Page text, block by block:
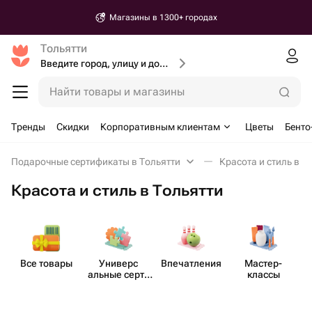
Магазины в 1300+ городах
Тольятти
Введите город, улицу и дом доставки
Найти товары и магазины
Тренды Скидки Корпоративным клиентам Цветы
Подарочные сертификаты в Тольятти Красота и стиль в
Красота и стиль в Тольятти
Все товары
Универс​
альные серти​
Впеча​тления
Мастер-​
классы